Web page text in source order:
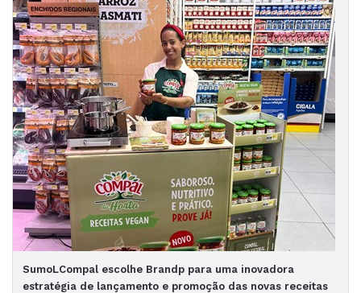
SumoLCompal escolhe Brandp para uma inovadora
estratégia de lançamento e promoção das novas receitas